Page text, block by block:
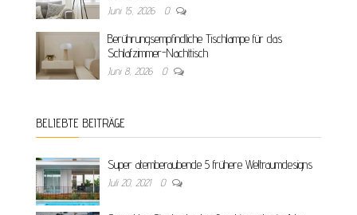
Juni 15, 2026 0
Berührungsempfindliche Tischlampe für das
Schlafzimmer-Nachttisch
Juni 8, 2026 0
BELIEBTE BEITRÄGE
Super atemberaubende 5 frühere Weltraumdesigns
Juli 20, 2021 0